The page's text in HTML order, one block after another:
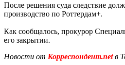
После решения суда следствие
производство по Роттердам+.
Как сообщалось, прокурор
его закрытии.
Новости от Корреспондент.netв